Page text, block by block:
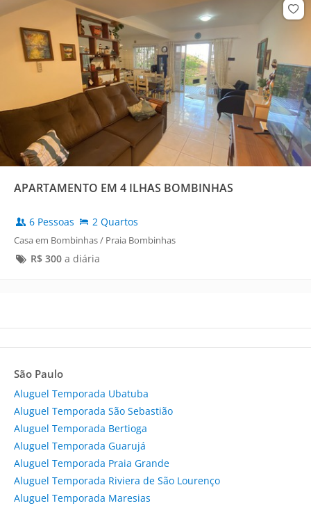
APARTAMENTO EM 4 ILHAS BOMBINHAS
6 Pessoas 2 Quartos
Casa em Bombinhas / Praia Bombinhas
R$ 300a diária
São Paulo
Aluguel Temporada Ubatuba
Aluguel Temporada São Sebastião
Aluguel Temporada Bertioga
Aluguel Temporada Guarujá
Aluguel Temporada Praia Grande
Aluguel Temporada Riviera de São Lourenço
Aluguel Temporada Maresias